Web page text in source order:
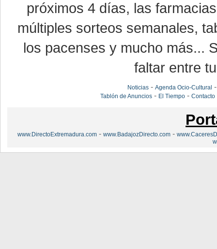
próximos 4 días, las
múltiples sorteos semanales,
los pacenses y mucho más...
faltar entre
Noticias -Agenda Ocio-Cultural
Tablón de Anuncios - El Tiempo -Contacto
www.DirectoExtremadura.com - www.BadajozDirecto.com -